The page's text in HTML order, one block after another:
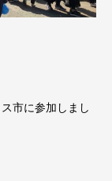
市に参加しまし